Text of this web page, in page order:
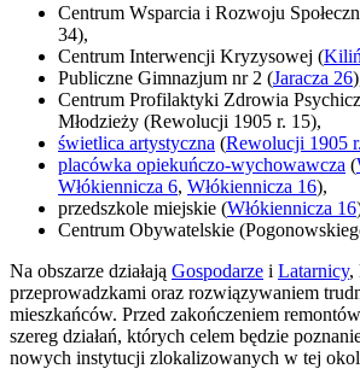
Centrum Wsparcia i Rozwoju
34),
Centrum Interwencji Kryzysowej (
Publiczne Gimnazjum nr 2 (Jaracza 26
Centrum Profilaktyki Zdrowia
Młodzieży (Rewolucji 1905 r. 15),
świetlica artystyczna (Rewolucji 1905
placówka opiekuńczo-wychowawcza (
Włókiennicza 6, Włókiennicza 16),
przedszkole miejskie (Włókiennicza 16
Centrum Obywatelskie
Na obszarze działają Gospodarze i Latarnicy,
przeprowadzkami oraz rozwiązywaniem
mieszkańców. Przed zakończeniem
szereg działań, których celem będzie
nowych instytucji zlokalizowanych w tej